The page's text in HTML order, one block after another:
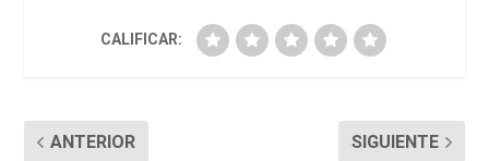
CALIFICAR:
ANTERIOR SIGUIENTE